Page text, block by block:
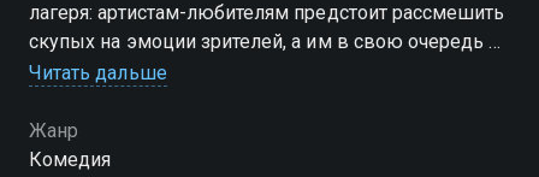
лагеря: артистам-любителям предстоит рассмешить
скупых на эмоции зрителей, а им в свою очередь —
не рассмеяться. Деньги достанутся тем, кто лучше
Посмотреть онлайн 2 сезон сериала Русские не
Читать дальше
Жанр
Комедия